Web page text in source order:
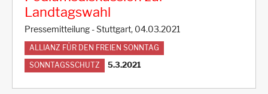
Landtagswahl
Pressemitteilung - Stuttgart, 04.03.2021
ALLIANZ FÜR DEN FREIEN SONNTAG
SONNTAGSSCHUTZ 5.3.2021